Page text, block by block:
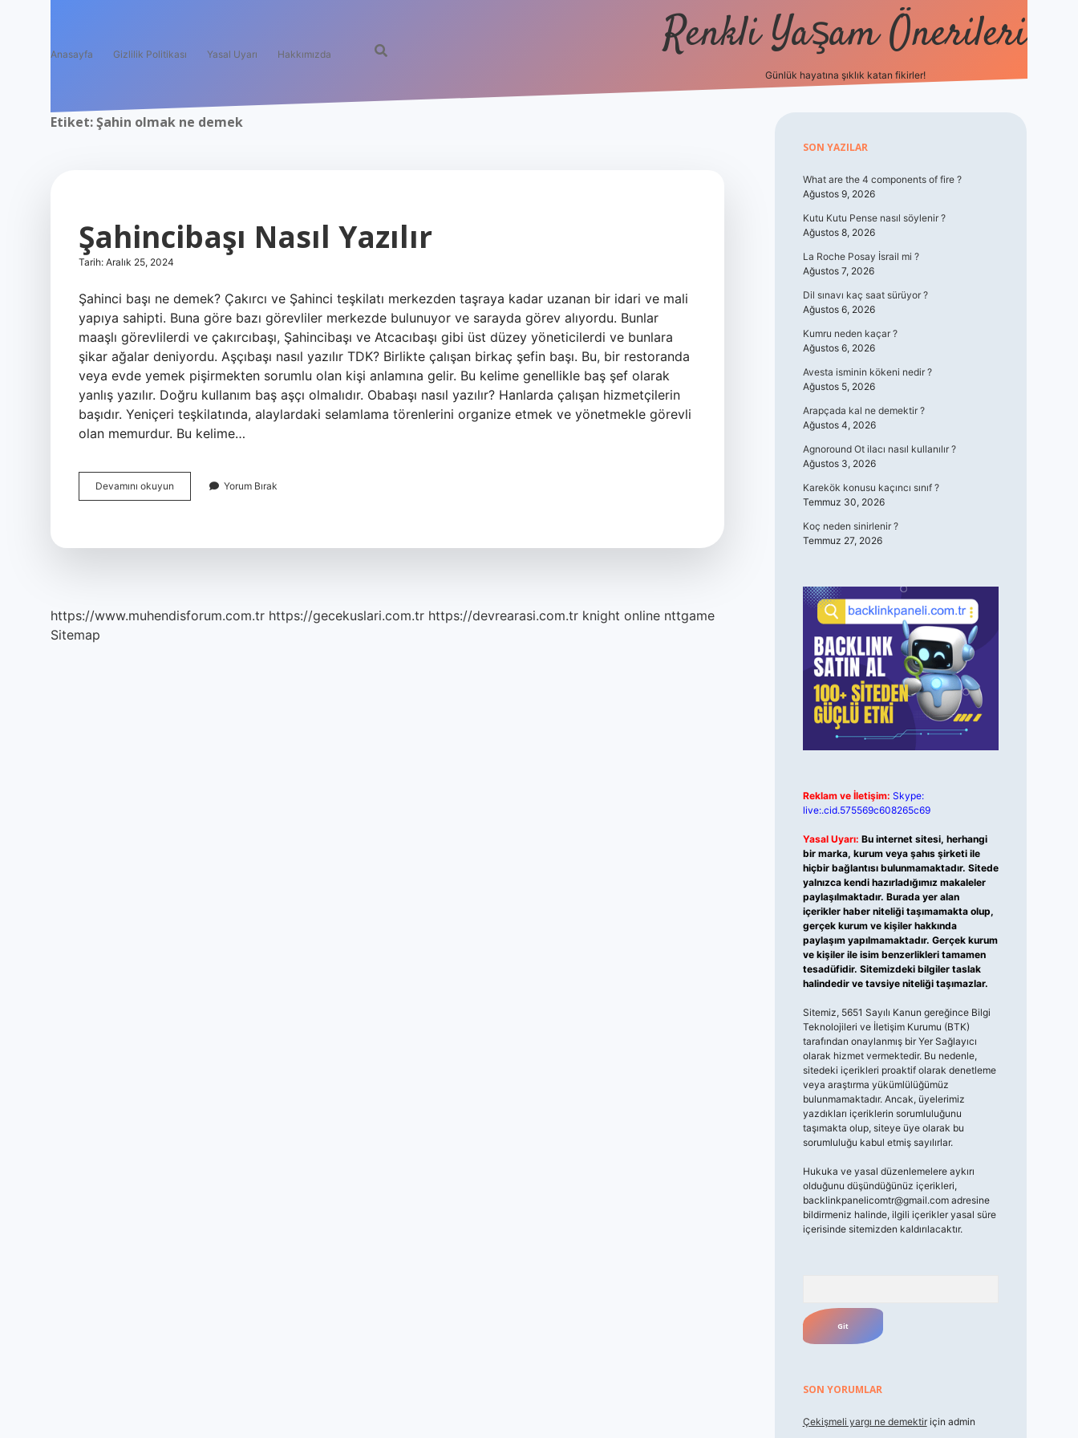
Anasayfa Gizlilik Politikası Yasal Uyarı Hakkımızda Renkli Yaşam Önerileri
Günlük hayatına şıklık katan fikirler!
Etiket:Şahin olmak ne demek
Şahincibaşı Nasıl Yazılır
Tarih: Aralık 25, 2024
Şahinci başı ne demek? Çakırcı ve Şahinci teşkilatı merkezden taşraya kadar uzanan bir idari ve mali
yapıya sahipti. Buna göre bazı görevliler merkezde bulunuyor ve sarayda görev alıyordu. Bunlar
maaşlı görevlilerdi ve çakırcıbaşı, Şahincibaşı ve Atcacıbaşı gibi üst düzey yöneticilerdi ve bunlara
şikar ağalar deniyordu. Aşçıbaşı nasıl yazılır TDK? Birlikte çalışan birkaç şefin başı. Bu, bir restoranda
veya evde yemek pişirmekten sorumlu olan kişi anlamına gelir. Bu kelime genellikle baş şef olarak
yanlış yazılır. Doğru kullanım baş aşçı olmalıdır. Obabaşı nasıl yazılır? Hanlarda çalışan hizmetçilerin
başıdır. Yeniçeri teşkilatında, alaylardaki selamlama törenlerini organize etmek ve yönetmekle görevli
olan memurdur. Bu kelime…
Devamını okuyun Şahincibaşı
Nasıl
Yorum Bırak
https://www.muhendisforum.com.tr https://gecekuslari.com.tr https://devrearasi.com.tr knight online nttgame
Sitemap
Sidebar
SON YAZILAR
What are the 4 components of fire ?
Ağustos 9, 2026
Kutu Kutu Pense nasıl söylenir ?
Ağustos 8, 2026
La Roche Posay İsrail mi ?
Ağustos 7, 2026
Dil sınavı kaç saat sürüyor ?
Ağustos 6, 2026
Kumru neden kaçar ?
Ağustos 6, 2026
Avesta isminin kökeni nedir ?
Ağustos 5, 2026
Arapçada kal ne demektir ?
Ağustos 4, 2026
Agnoround Ot ilacı nasıl kullanılır ?
Ağustos 3, 2026
Karekök konusu kaçıncı sınıf ?
Temmuz 30, 2026
Koç neden sinirlenir ?
Temmuz 27, 2026
Reklam ve İletişim: Skype:
live:.cid.575569c608265c69
Yasal Uyarı: Bu internet sitesi, herhangi
bir marka, kurum veya şahıs şirketi ile
hiçbir bağlantısı bulunmamaktadır. Sitede
yalnızca kendi hazırladığımız makaleler
paylaşılmaktadır. Burada yer alan
içerikler haber niteliği taşımamakta olup,
gerçek kurum ve kişiler hakkında
paylaşım yapılmamaktadır. Gerçek kurum
ve kişiler ile isim benzerlikleri tamamen
tesadüfidir. Sitemizdeki bilgiler taslak
halindedir ve tavsiye niteliği taşımazlar.
Sitemiz, 5651 Sayılı Kanun gereğince Bilgi
Teknolojileri ve İletişim Kurumu (BTK)
tarafından onaylanmış bir Yer Sağlayıcı
olarak hizmet vermektedir. Bu nedenle,
sitedeki içerikleri proaktif olarak denetleme
veya araştırma yükümlülüğümüz
bulunmamaktadır. Ancak, üyelerimiz
yazdıkları içeriklerin sorumluluğunu
taşımakta olup, siteye üye olarak bu
sorumluluğu kabul etmiş sayılırlar.
Hukuka ve yasal düzenlemelere aykırı
olduğunu düşündüğünüz içerikleri,
backlinkpanelicomtr@gmail.comadresine
bildirmeniz halinde, ilgili içerikler yasal süre
içerisinde sitemizden kaldırılacaktır.
SON YORUMLAR
Çekişmeli yargı ne demektiriçin admin